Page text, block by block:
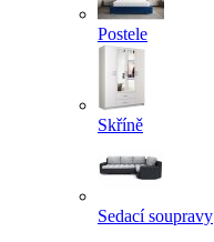
Postele
Skříně
Sedací soupravy